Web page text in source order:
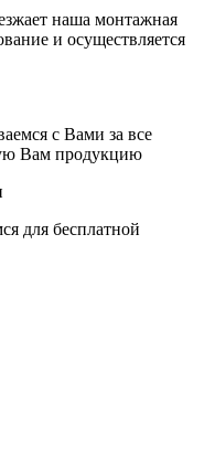
наша монтажная
и осуществляется
с Вами за все
Вам продукцию
для бесплатной